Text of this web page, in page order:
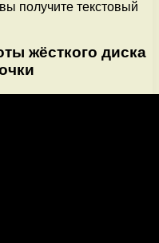
получите текстовый
жёсткого диска